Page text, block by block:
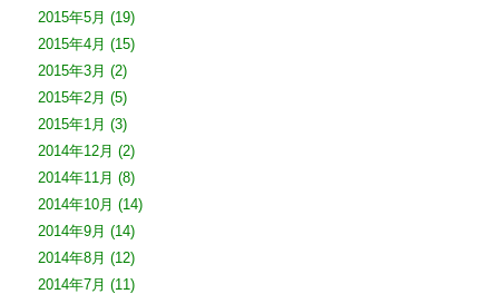
2015年5月 (19)
2015年4月 (15)
2015年3月 (2)
2015年2月 (5)
2015年1月 (3)
2014年12月 (2)
2014年11月 (8)
2014年10月 (14)
2014年9月 (14)
2014年8月 (12)
2014年7月 (11)